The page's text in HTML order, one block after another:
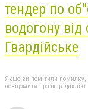
тендер по
водогону
Гвардійське
Якщо ви помітили помилку,
повідомити про це редакцію